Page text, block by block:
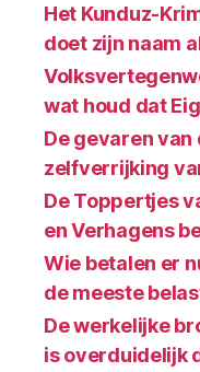
Het Kunduz-
doet zijn naam
wat houd dat
De gevaren
zelfverrijking
De Toppertjes
en Verhagens
Wie betalen er
de meeste
De werkelijke
is overduidelijk